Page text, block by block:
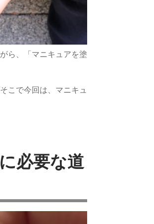
ら、 「マニキュアを塗
そこで今回は、マニキュ
必要な道